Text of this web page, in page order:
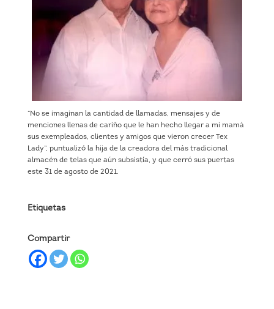
“No se imaginan la cantidad de llamadas, mensajes y de
menciones llenas de cariño que le han hecho llegar a mi mamá
sus exempleados, clientes y amigos que vieron crecer Tex
Lady”, puntualizó la hija de la creadora del más tradicional
almacén de telas que aún subsistía, y que cerró sus puertas
este 31 de agosto de 2021.
Etiquetas
Compartir